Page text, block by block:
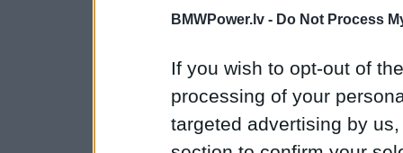
BMWPower.lv - Do Not Process
If you wish to opt-out of
processing of your
targeted advertising by